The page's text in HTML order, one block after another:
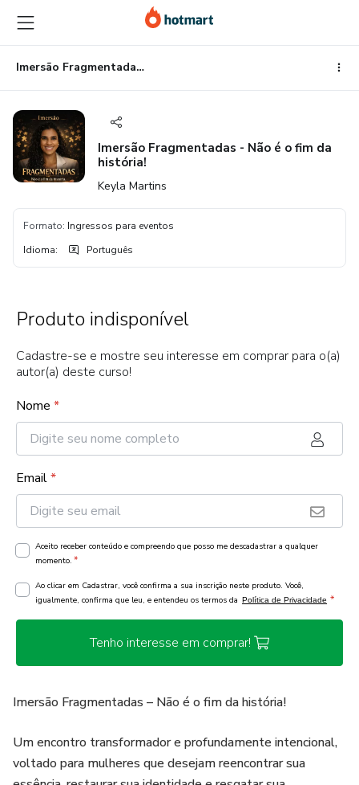
para
o
conteúdo
principal
para
o
pagamento
para
o
rodapé
Imersão Fragmentadas - Não é o fim da história!
Imersão Fragmentadas - Não é o fim da
história!
Keyla Martins
Formato: Ingressos para eventos
Idioma: Português
Produto indisponível
Cadastre-se e mostre seu interesse em comprar para o(a)
autor(a) deste curso!
Nome *
Email*
Aceito receber conteúdo e compreendo que posso me descadastrar a qualquer
momento. *
Ao clicar em Cadastrar, você confirma a sua inscrição neste produto. Você,
igualmente, confirma que leu, e entendeu os termos da Política de Privacidade *
Tenho interesse em comprar!
Imersão Fragmentadas – Não é o fim da história!
Um encontro transformador e profundamente intencional,
voltado para mulheres que desejam reencontrar sua